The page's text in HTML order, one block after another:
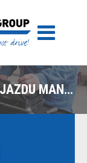
BEZGOTÓWKOWA NAPRAWA POJAZDU MAN Z POLISY UNIQA W GDAŃSKU